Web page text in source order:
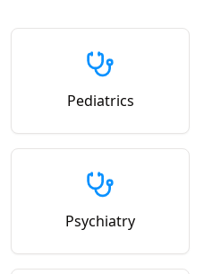
Pediatrics
Psychiatry